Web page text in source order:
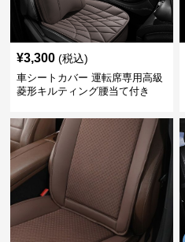
¥3,300 (税込)
車シートカバー 運転席専用高級
菱形キルティング腰当て付き